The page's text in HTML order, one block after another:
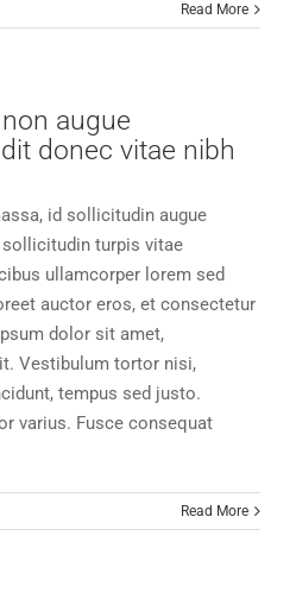
Read More
augue
donec vitae nibh
id sollicitudin augue
turpis vitae
ullamcorper lorem sed
auctor eros, et consectetur
dolor sit amet,
Vestibulum tortor nisi,
tempus sed justo.
varius. Fusce consequat
Read More